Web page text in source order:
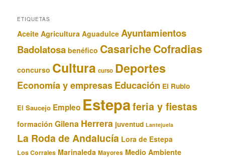
ETIQUETAS
Aceite Agricultura Aguadulce Ayuntamientos
Badolatosa benéfico CasaricheCofradias
concurso Cultura curso Deportes
Economía y empresasEducación El Rubio
El Saucejo Empleo Estepaferia y fiestas
formación Gilena Herrera juventud Lantejuela
La Roda de Andalucía Lora de Estepa
Los Corrales Marinaleda Mayores Medio Ambiente